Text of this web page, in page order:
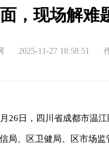
，现场解难
2025-11-27 18:58:51
26日，四川省成都市温
局、区卫健局、区市场